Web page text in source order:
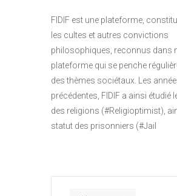
FIDIF est une plateforme,
les cultes et autres convictions
philosophiques, reconnus dans
plateforme qui se penche
des thèmes sociétaux. Les
précédentes, FIDIF a ainsi étudié
des religions (#Religioptimist),
statut des prisonniers (#Jail